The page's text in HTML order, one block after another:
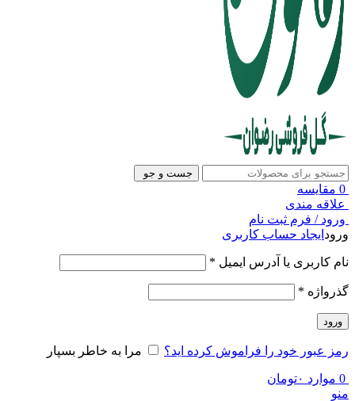
جست و جو
0 مقایسه
علاقه مندی
ورود / فرم ثبت نام
ورود ایجاد حساب کاربری
نام کاربری یا آدرس ایمیل *
گذرواژه *
ورود
رمز عبور خود را فراموش کرده اید؟ مرا به خاطر بسپار
0 موارد ۰تومان
منو